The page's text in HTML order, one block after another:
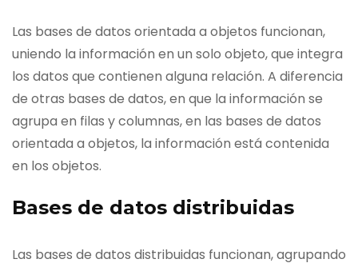
Las bases de datos orientada a objetos funcionan,
uniendo la información en un solo objeto, que integra
los datos que contienen alguna relación. A diferencia
de otras bases de datos, en que la información se
agrupa en filas y columnas, en las bases de datos
orientada a objetos, la información está contenida
en los objetos.
Bases de datos distribuidas
Las bases de datos distribuidas funcionan, agrupando